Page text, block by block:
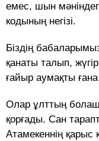
емес, шын
кодының негізі.
Біздің
қанаты талып,
ғайыр аумақты ғана
Олар ұлттың
қорғады. Сан
Атамекеннің